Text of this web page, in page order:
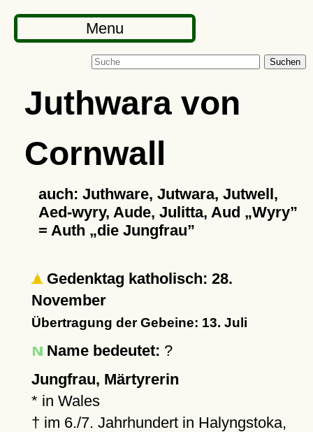
Menu
Suchen
Juthwara von
Cornwall
auch: Juthware, Jutwara, Jutwell,
Aed-wyry, Aude, Julitta, Aud
Wyry
= Auth
die Jungfrau
Gedenktag katholisch: 28.
November
Übertragung der Gebeine: 13. Juli
Name bedeutet: ?
Jungfrau, Märtyrerin
* in Wales
† im 6./7. Jahrhundert in Halyngstoka,